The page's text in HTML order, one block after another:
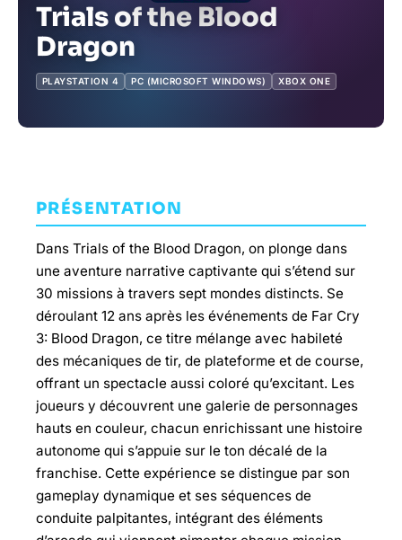
Trials of the Blood
Dragon
PLAYSTATION 4 PC (MICROSOFT WINDOWS) XBOX ONE
PRÉSENTATION
Dans Trials of the Blood Dragon, on plonge dans
une aventure narrative captivante qui s’étend sur
30 missions à travers sept mondes distincts. Se
déroulant 12 ans après les événements de Far Cry
3: Blood Dragon, ce titre mélange avec habileté
des mécaniques de tir, de plateforme et de course,
offrant un spectacle aussi coloré qu’excitant. Les
joueurs y découvrent une galerie de personnages
hauts en couleur, chacun enrichissant une histoire
autonome qui s’appuie sur le ton décalé de la
franchise. Cette expérience se distingue par son
gameplay dynamique et ses séquences de
conduite palpitantes, intégrant des éléments